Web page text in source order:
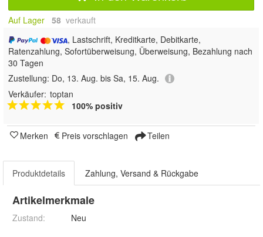
Auf Lager 58 verkauft
, Lastschrift, Kreditkarte, Debitkarte,
Ratenzahlung, Sofortüberweisung, Überweisung, Bezahlung nach
30 Tagen
Zustellung: Do, 13. Aug. bis Sa, 15. Aug.
Verkäufer: toptan
100% positiv
Merken Preis vorschlagen Teilen
Produktdetails Zahlung, Versand & Rückgabe
Artikelmerkmale
Zustand: Neu